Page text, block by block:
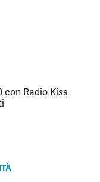
con Radio Kiss